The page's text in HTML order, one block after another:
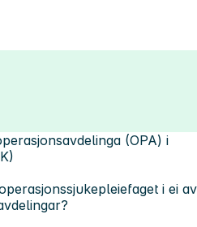
(OPA) i
i ei av